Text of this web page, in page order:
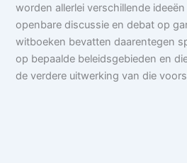
worden allerlei verschillende
openbare discussie en debat op
witboeken bevatten daarentegen
op bepaalde beleidsgebieden en
de verdere uitwerking van die